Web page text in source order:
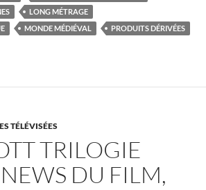
LONG MÉTRAGE
MONDE MÉDIÉVAL
PRODUITS DÉRIVÉES
TÉLÉVISÉES
TRILOGIE
DU FILM,